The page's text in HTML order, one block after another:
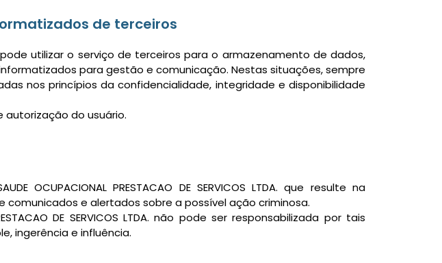
de terceiros
pode utilizar o serviço de terceiros para o armazenamento de dados,
para gestão e comunicação. Nestas situações, sempre
nos princípios da confidencialidade, integridade e disponibilidade
do usuário.
OCUPACIONAL PRESTACAO DE SERVICOS LTDA. que resulte na
e alertados sobre a possível ação criminosa.
DE SERVICOS LTDA. não pode ser responsabilizada por tais
ingerência e influência.